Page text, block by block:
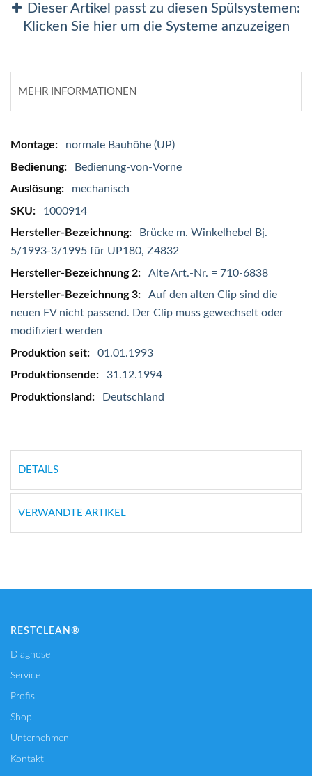
Dieser Artikel passt zu diesen Spülsystemen:
Klicken Sie hier um die Systeme anzuzeigen
MEHR INFORMATIONEN
Mehr
Informationen
normale Bauhöhe (UP)
Bedienung-von-Vorne
mechanisch
1000914
Brücke m. Winkelhebel Bj.
5/1993-3/1995 für UP180, Z4832
Alte Art.-Nr. = 710-6838
Auf den alten Clip sind die
neuen FV nicht passend. Der Clip muss gewechselt oder
modifiziert werden
01.01.1993
31.12.1994
Deutschland
DETAILS
VERWANDTE ARTIKEL
RESTCLEAN®
Diagnose
Service
Profis
Shop
Unternehmen
Kontakt